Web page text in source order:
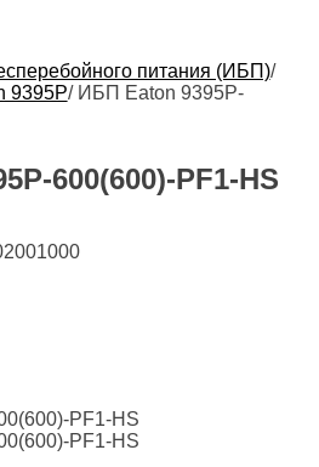
питания (ИБП)/
9395P/ ИБП Eaton 9395P-
600(600)-PF1-HS